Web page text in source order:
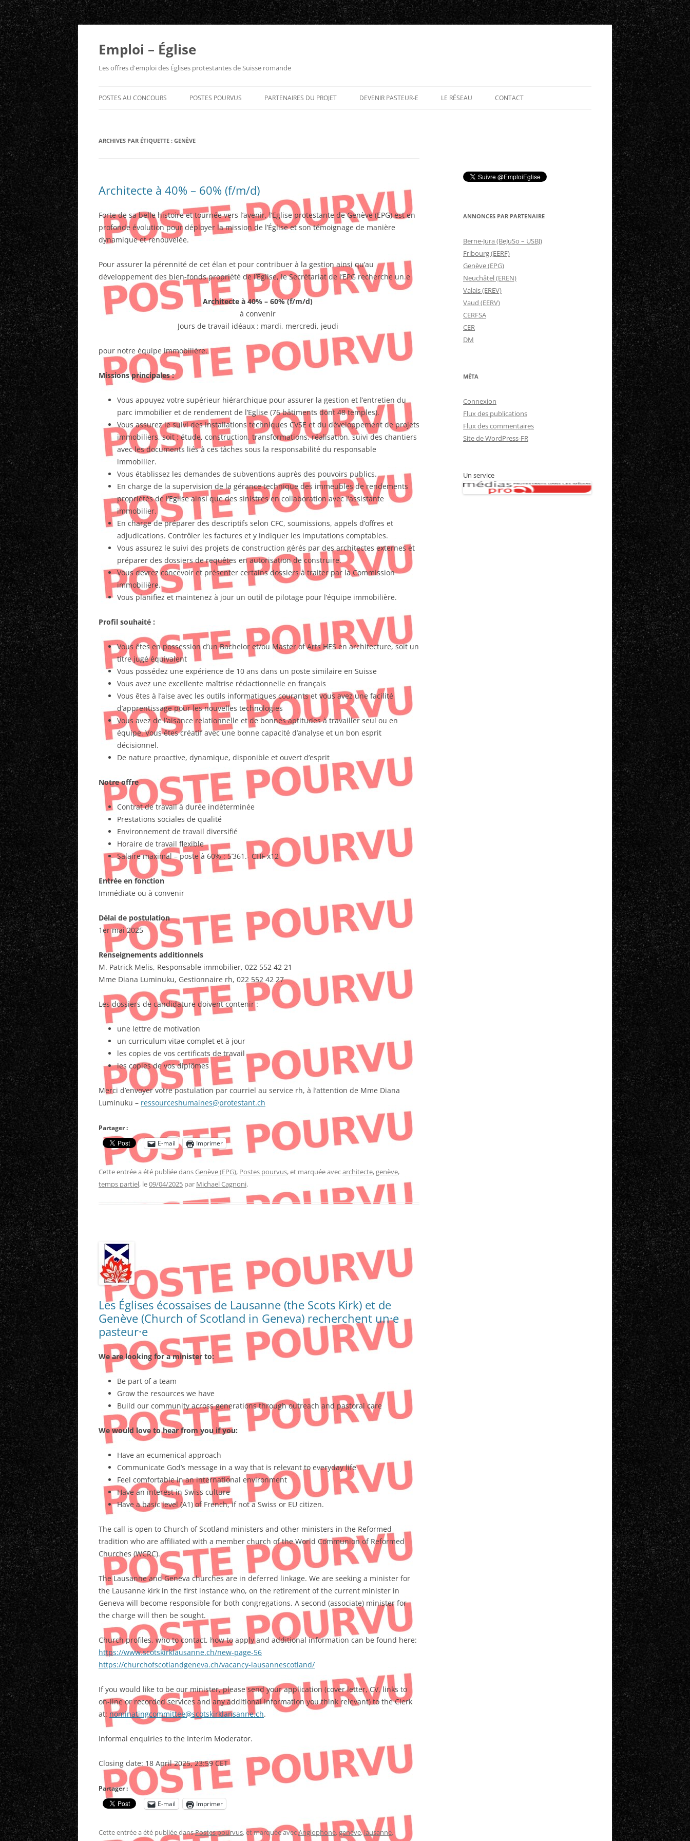
Aller
Emploi – Église
Les offres d'emploi des Églises protestantes de Suisse romande
POSTES AU CONCOURS POSTES POURVUS PARTENAIRES DU PROJET DEVENIR PASTEUR-E LE RÉSEAU CONTACT
ARCHIVES PAR ÉTIQUETTE : GENÈVE
Architecte à 40% – 60% (f/m/d)
Forte de sa belle histoire et tournée vers l’avenir, l’Eglise protestante de Genève (EPG) est en
profonde évolution pour déployer la mission de l’Église et son témoignage de manière
dynamique et renouvelée.
Pour assurer la pérennité de cet élan et pour contribuer à la gestion ainsi qu’au
développement des bien-fonds propriété de l’Eglise, le Secrétariat de l’EPG recherche un.e
Architecte à 40% – 60% (f/m/d)
à convenir
Jours de travail idéaux : mardi, mercredi, jeudi
pour notre équipe immobilière.
Missions principales :
Vous appuyez votre supérieur hiérarchique pour assurer la gestion et l’entretien du
parc immobilier et de rendement de l’Eglise (76 bâtiments dont 48 temples).
Vous assurez le suivi des installations techniques CVSE et du développement de projets
immobiliers, soit : étude, construction, transformations, réalisation, suivi des chantiers
avec les documents liés à ces tâches sous la responsabilité du responsable
immobilier.
Vous établissez les demandes de subventions auprès des pouvoirs publics.
En charge de la supervision de la gérance technique des immeubles de rendements
propriétés de l’Eglise ainsi que des sinistres en collaboration avec l’assistante
immobilier.
En charge de préparer des descriptifs selon CFC, soumissions, appels d’offres et
adjudications. Contrôler les factures et y indiquer les imputations comptables.
Vous assurez le suivi des projets de construction gérés par des architectes externes et
préparer des dossiers de requêtes en autorisation de construire.
Vous devrez concevoir et présenter certains dossiers à traiter par la Commission
immobilière.
Vous planifiez et maintenez à jour un outil de pilotage pour l’équipe immobilière.
Profil souhaité :
Vous êtes en possession d’un Bachelor et/ou Master of Arts HES en architecture, soit un
titre jugé équivalent
Vous possédez une expérience de 10 ans dans un poste similaire en Suisse
Vous avez une excellente maîtrise rédactionnelle en français
Vous êtes à l’aise avec les outils informatiques courants et vous avez une facilité
d’apprentissage pour les nouvelles technologies
Vous avez de l’aisance relationnelle et de bonnes aptitudes à travailler seul ou en
équipe. Vous êtes créatif avec une bonne capacité d’analyse et un bon esprit
décisionnel.
De nature proactive, dynamique, disponible et ouvert d’esprit
Notre offre
Contrat de travail à durée indéterminée
Prestations sociales de qualité
Environnement de travail diversifié
Horaire de travail flexible
Salaire maximal – poste à 60% : 5’361.- CHF x12
Entrée en fonction
Immédiate ou à convenir
Délai de postulation
1er mai 2025
Renseignements additionnels
M. Patrick Melis, Responsable immobilier, 022 552 42 21
Mme Diana Luminuku, Gestionnaire rh, 022 552 42 27
Les dossiers de candidature doivent contenir :
une lettre de motivation
un curriculum vitae complet et à jour
les copies de vos certificats de travail
les copies de vos diplômes
Merci d’envoyer votre postulation par courriel au service rh, à l’attention de Mme Diana
Luminuku – ressourceshumaines@protestant.ch
Partager :
E-mail
Imprimer
Cette entrée a été publiée dansGenève (EPG), Postes pourvus, et marquée avecarchitecte,genève,
temps partiel, le09/04/2025 par Michael Cagnoni.
Les Églises écossaises de Lausanne (the Scots Kirk) et de
Genève (Church of Scotland in Geneva) recherchent un·e
pasteur·e
We are looking for a minister to:
Be part of a team
Grow the resources we have
Build our community across generations through outreach and pastoral care
We would love to hear from you if you:
Have an ecumenical approach
Communicate God’s message in a way that is relevant to everyday life
Feel comfortable in an international environment
Have an interest in Swiss culture
Have a basic level (A1) of French, if not a Swiss or EU citizen.
The call is open to Church of Scotland ministers and other ministers in the Reformed
tradition who are affiliated with a member church of the World Communion of Reformed
Churches (WCRC).
The Lausanne and Geneva churches are in deferred linkage. We are seeking a minister for
the Lausanne kirk in the first instance who, on the retirement of the current minister in
Geneva will become responsible for both congregations. A second (associate) minister for
the charge will then be sought.
Church profiles, who to contact, how to apply and additional information can be found here:
https://www.scotskirklausanne.ch/new-page-56
https://churchofscotlandgeneva.ch/vacancy-lausannescotland/
If you would like to be our minister, please send your application (cover letter, CV, links to
on-line or recorded services and any additional information you think relevant) to the Clerk
at: nominatingcommittee@scotskirklansanne.ch.
Informal enquiries to the Interim Moderator.
Closing date: 18 April 2025, 23:59 CET
Partager :
E-mail
Imprimer
Cette entrée a été publiée dansPostes pourvus, et marquée avecAnglophone,genève,lausanne,
ANNONCES PAR PARTENAIRE
Berne-Jura (BeJuSo – USBJ)
Fribourg (EERF)
Genève (EPG)
Neuchâtel (EREN)
Valais (EREV)
Vaud (EERV)
CERFSA
CER
DM
MÉTA
Connexion
Flux des publications
Flux des commentaires
Site de WordPress-FR
Un service